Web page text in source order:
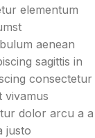
elementum
aenean
sagittis in
consectetur
vivamus
dolor arcu a a
justo